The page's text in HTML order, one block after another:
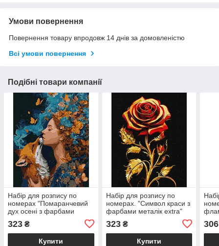
Умови повернення
Повернення товару впродовж 14 днів за домовленістю
Всі умови повернення
Подібні товари компанії
Набір для розпису по
номерах "Помаранчевий
дух осені з фарбами
323 ₴
Купити
Набір для розпису по
номерах. "Символ краси з
фарбами металік extra"
323₴
Купити
306